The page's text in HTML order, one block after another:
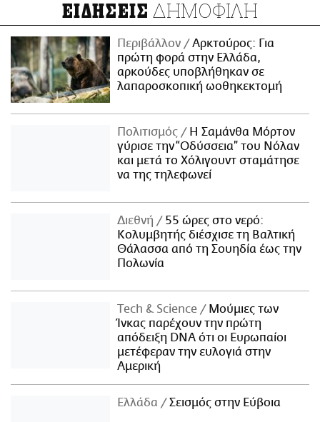
ΕΙΔΗΣΕΙΣ ΔΗΜΟΦΙΛΗ
Περιβάλλον
Αρκτούρος: Για
πρώτη φορά στην Ελλάδα,
αρκούδες υποβλήθηκαν σε
λαπαροσκοπική ωοθηκεκτομή
Πολιτισμός
Η Σαμάνθα Μόρτον
γύρισε την “Οδύσσεια” του Νόλαν
και μετά το Χόλιγουντ σταμάτησε
να της τηλεφωνεί
Διεθνή
55 ώρες στο νερό:
Κολυμβητής διέσχισε τη Βαλτική
Θάλασσα από τη Σουηδία έως την
Πολωνία
Τech & Science
Μούμιες των
Ίνκας παρέχουν την πρώτη
απόδειξη DNA ότι οι Ευρωπαίοι
μετέφεραν την ευλογιά στην
Αμερική
Ελλάδα Σεισμός στην Εύβοια